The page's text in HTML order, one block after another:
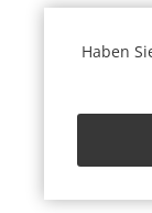
Haben